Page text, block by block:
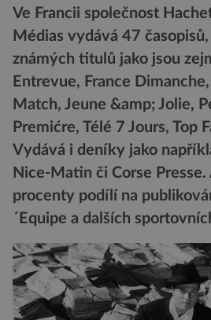
Ve Francii společnost
Médias vydává 47
známých titulů jako jsou
Entrevue, France
Match, Jeune &amp; Jolie,
Premićre, Télé 7 Jours, Top
Vydává i deníky jako
Nice-Matin či Corse Presse.
procenty podílí na
´Equipe a dalších